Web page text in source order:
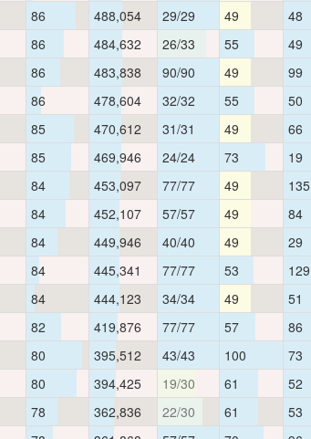
86 488,054 29/29 49 48
86 484,632 26/33 55 49
86 483,838 90/90 49 99
86 478,604 32/32 55 50
85 470,612 31/31 49 66
85 469,946 24/24 73 19
84 453,097 77/77 49 135
84 452,107 57/57 49 84
84 449,946 40/40 49 29
84 445,341 77/77 53 129
84 444,123 34/34 49 51
82 419,876 77/77 57 86
80 395,512 43/43 100 73
80 394,425 19/30 61 52
78 362,836 22/30 61 53